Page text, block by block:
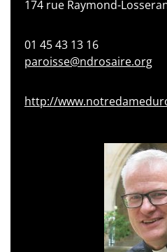
174 rue Raymond-
01 45 43 13 16
paroisse@ndrosaire.org
http://